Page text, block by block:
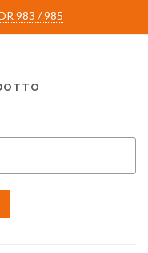
983 / 985